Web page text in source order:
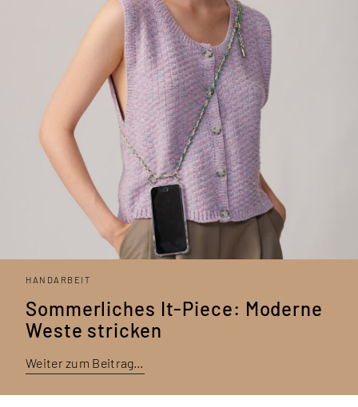
HANDARBEIT
Sommerliches It-Piece: Moderne
Weste stricken
Weiter zum Beitrag…